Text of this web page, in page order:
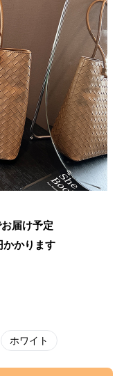
届け予定
かかります
ホワイト